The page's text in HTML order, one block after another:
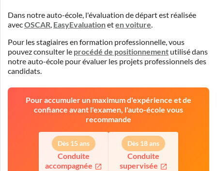
Dans notre auto-école, l'évaluation de départ est réalisée
avecOSCAR, EasyEvaluationeten voiture.
Pour les stagiaires en formation professionnelle, vous
pouvez consulter le procédé de positionnement utilisé dans
notre auto-école pour évaluer les projets professionnels des
candidats.
Pour accumuler un maximum d'expérience et de
confiance avant l'examen, l'auto-école vous
recommande
Dès 15 ans
Conduite
accompagnée
Dès 18 ans
Conduite
supervisée